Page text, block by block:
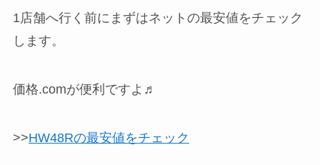
1店舗へ行く前にまずはネットの最安値をチェック
します。
価格.comが便利ですよ♬
>>HW48Rの最安値をチェック